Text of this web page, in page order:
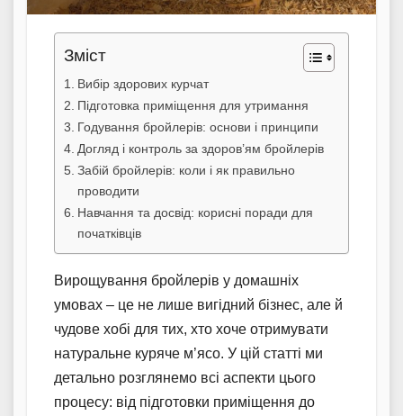
Зміст
Вибір здорових курчат
Підготовка приміщення для утримання
Годування бройлерів: основи і принципи
Догляд і контроль за здоров’ям бройлерів
Забій бройлерів: коли і як правильно
проводити
Навчання та досвід: корисні поради для
початківців
Вирощування бройлерів у домашніх
умовах – це не лише вигідний бізнес, але й
чудове хобі для тих, хто хоче отримувати
натуральне куряче м’ясо. У цій статті ми
детально розглянемо всі аспекти цього
процесу: від підготовки приміщення до